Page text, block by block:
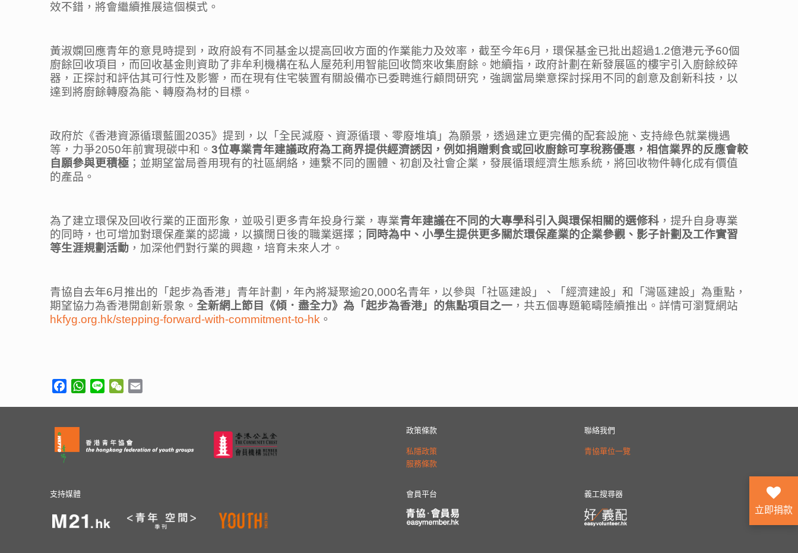
效不錯，將會繼續推展這個模式。
黃淑嫻回應青年的意見時提到，政府設有不同基金以提高回收方面的作業能力及效率，截至今年6月，環保基金已批出超過1.2億港元予60個
廚餘回收項目，而回收基金則資助了非牟利機構在私人屋苑利用智能回收筒來收集廚餘。她續指，政府計劃在新發展區的樓宇引入廚餘絞碎
器，正探討和評估其可行性及影響，而在現有住宅裝置有關設備亦已委聘進行顧問研究，強調當局樂意探討採用不同的創意及創新科技，以
達到將廚餘轉廢為能、轉廢為材的目標。
政府於《香港資源循環藍圖2035》提到，以「全民減廢、資源循環、零廢堆填」為願景，透過建立更完備的配套設施、支持綠色就業機遇
等，力爭2050年前實現碳中和。 3位專業青年建議政府為工商界提供經濟誘因，例如捐贈剩食或回收廚餘可享稅務優惠，相信業界的反應會較
自願參與更積極 ；並期望當局善用現有的社區網絡，連繫不同的團體、初創及社會企業，發展循環經濟生態系統，將回收物件轉化成有價值
的產品。
為了建立環保及回收行業的正面形象，並吸引更多青年投身行業，專業青年建議在不同的大專學科引入與環保相關的選修科 ，提升自身專業
的同時，也可增加對環保產業的認識，以擴闊日後的職業選擇； 同時為中、小學生提供更多關於環保產業的企業參觀、影子計劃及工作實習
等生涯規劃活動 ，加深他們對行業的興趣，培育未來人才。
青協自去年6月推出的「起步為香港」青年計劃，年內將凝聚逾20,000名青年，以參與「社區建設」、「經濟建設」和「灣區建設」為重點，
期望協力為香港開創新景象。 全新網上節目《傾．盡全力》為「起步為香港」的焦點項目之一 ，共五個專題範疇陸續推出。詳情可瀏覽網站
hkfyg.org.hk/stepping-forward-with-commitment-to-hk 。
FacebookWhatsApp
Line WeChat
政策條款
私隱政策
服務條款
聯絡我們
青協單位一覽
支持媒體 會員平台 義工搜尋器
立即捐款